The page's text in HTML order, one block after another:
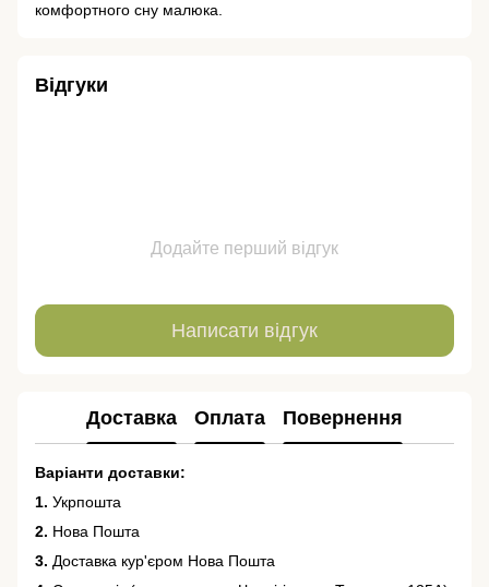
комфортного сну малюка.
Відгуки
Додайте перший відгук
Написати відгук
Доставка Оплата Повернення
Варіанти доставки:
1. Укрпошта
2. Нова Пошта
3. Доставка кур'єром Нова Пошта